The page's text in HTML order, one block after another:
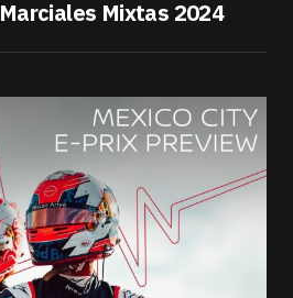
Mixtas 2024